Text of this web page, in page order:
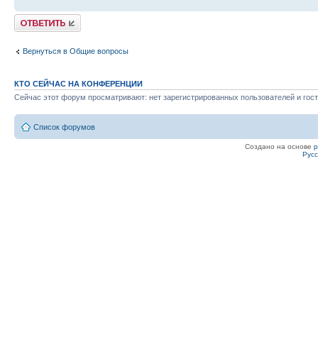
Ответить
Вернуться в Общие вопросы
КТО СЕЙЧАС НА КОНФЕРЕНЦИИ
Сейчас этот форум просматривают: нет зарегистрированных пользователей и
Список форумов
Создано на основе